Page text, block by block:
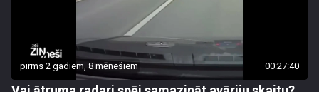
pirms 2 gadiem, 8 mēnešiem 00:27:40